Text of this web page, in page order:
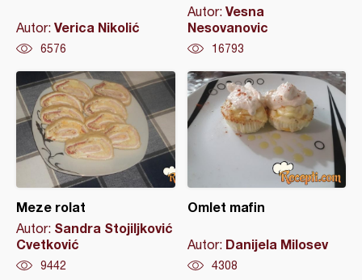
Autor: Verica Nikolić
6576
Autor: Vesna
Nesovanovic
16793
Meze rolat
Autor: Sandra Stojiljković
Cvetković
9442
Omlet mafin
Autor: Danijela Milosev
4308